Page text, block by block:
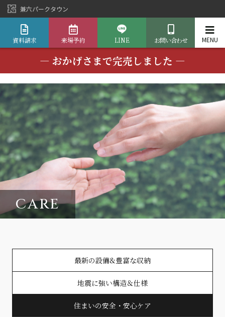
兼六パークタウン
資料請求 来場予約 LINE お問い合わせ
― おかげさまで完売しました ―
CARE
最新の設備&豊富な収納
地震に強い構造＆仕様
住まいの安全・安心ケア